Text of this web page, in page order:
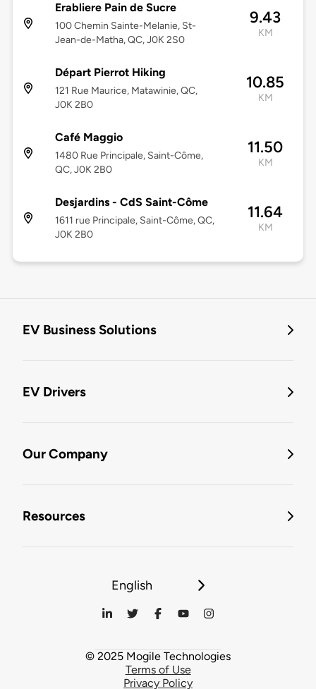
Erabliere Pain de Sucre
100 Chemin Sainte-Melanie, St-
Jean-de-Matha, QC, J0K 2S0
9.43
KM
Départ Pierrot Hiking
121 Rue Maurice, Matawinie, QC,
J0K 2B0
10.85
KM
Café Maggio
1480 Rue Principale, Saint-Côme,
QC, J0K 2B0
11.50
KM
Desjardins - CdS Saint-Côme
1611 rue Principale, Saint-Côme, QC,
J0K 2B0
11.64
KM
EV Business Solutions
EV Drivers
Our Company
Resources
English
© 2025 Mogile Technologies
Terms of Use
Privacy Policy